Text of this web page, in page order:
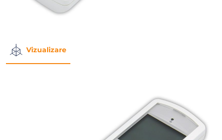
Vizualizare